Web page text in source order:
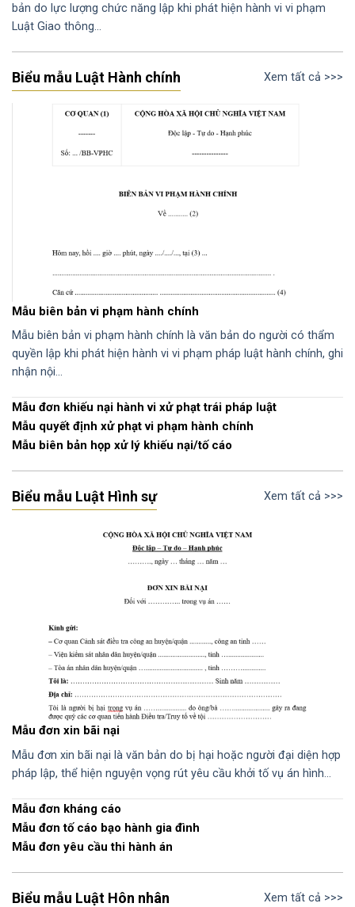
bản do lực lượng chức năng lập khi phát hiện hành vi vi phạm
Luật Giao thông…
Biểu mẫu Luật Hành chính Xem tất cả >>>
Mẫu biên bản vi phạm hành chính
Mẫu biên bản vi phạm hành chính là văn bản do người có thẩm
quyền lập khi phát hiện hành vi vi phạm pháp luật hành chính, ghi
nhận nội…
Mẫu đơn khiếu nại hành vi xử phạt trái pháp luật
Mẫu quyết định xử phạt vi phạm hành chính
Mẫu biên bản họp xử lý khiếu nại/tố cáo
Biểu mẫu Luật Hình sự Xem tất cả >>>
Mẫu đơn xin bãi nại
Mẫu đơn xin bãi nại là văn bản do bị hại hoặc người đại diện hợp
pháp lập, thể hiện nguyện vọng rút yêu cầu khởi tố vụ án hình…
Mẫu đơn kháng cáo
Mẫu đơn tố cáo bạo hành gia đình
Mẫu đơn yêu cầu thi hành án
Biểu mẫu Luật Hôn nhân Xem tất cả >>>